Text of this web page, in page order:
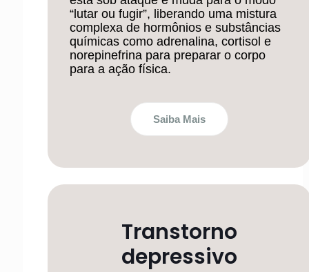
“lutar ou fugir”, liberando uma mistura
complexa de hormônios e substâncias
químicas como adrenalina, cortisol e
norepinefrina para preparar o corpo
para a ação física.
Saiba Mais
Transtorno
depressivo